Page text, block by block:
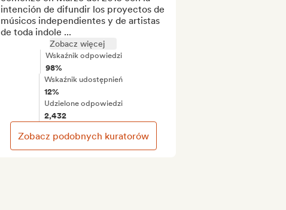
intención de difundir los proyectos de
músicos independientes y de artistas
de toda indole ...
Zobacz więcej
Wskaźnik odpowiedzi
98%
Wskaźnik udostępnień
12%
Udzielone odpowiedzi
2,432
Zobacz podobnych kuratorów